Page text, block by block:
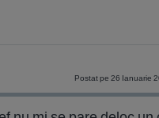
Postat pe 26 Ianuarie